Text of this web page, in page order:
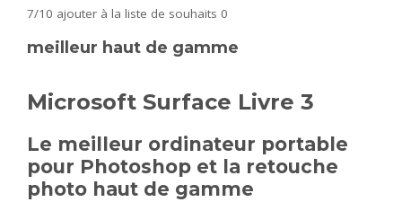
7/10 ajouter à la liste de souhaits 0
meilleur haut de gamme
Microsoft Surface Livre 3
Le meilleur ordinateur portable
pour Photoshop et la retouche
photo haut de gamme